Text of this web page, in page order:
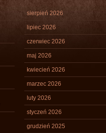
sierpień 2026
lipiec 2026
czerwiec 2026
maj 2026
kwiecień 2026
marzec 2026
luty 2026
styczeń 2026
grudzień 2025